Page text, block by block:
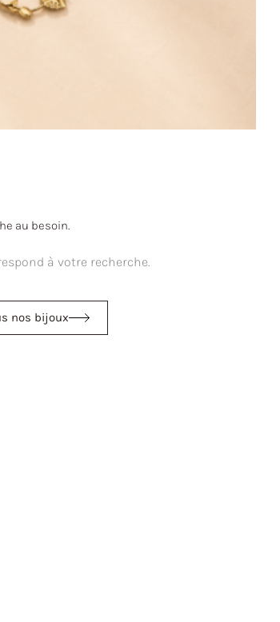
au besoin.
à votre recherche.
nos bijoux